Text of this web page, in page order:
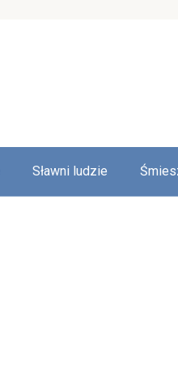
Sławni ludzie